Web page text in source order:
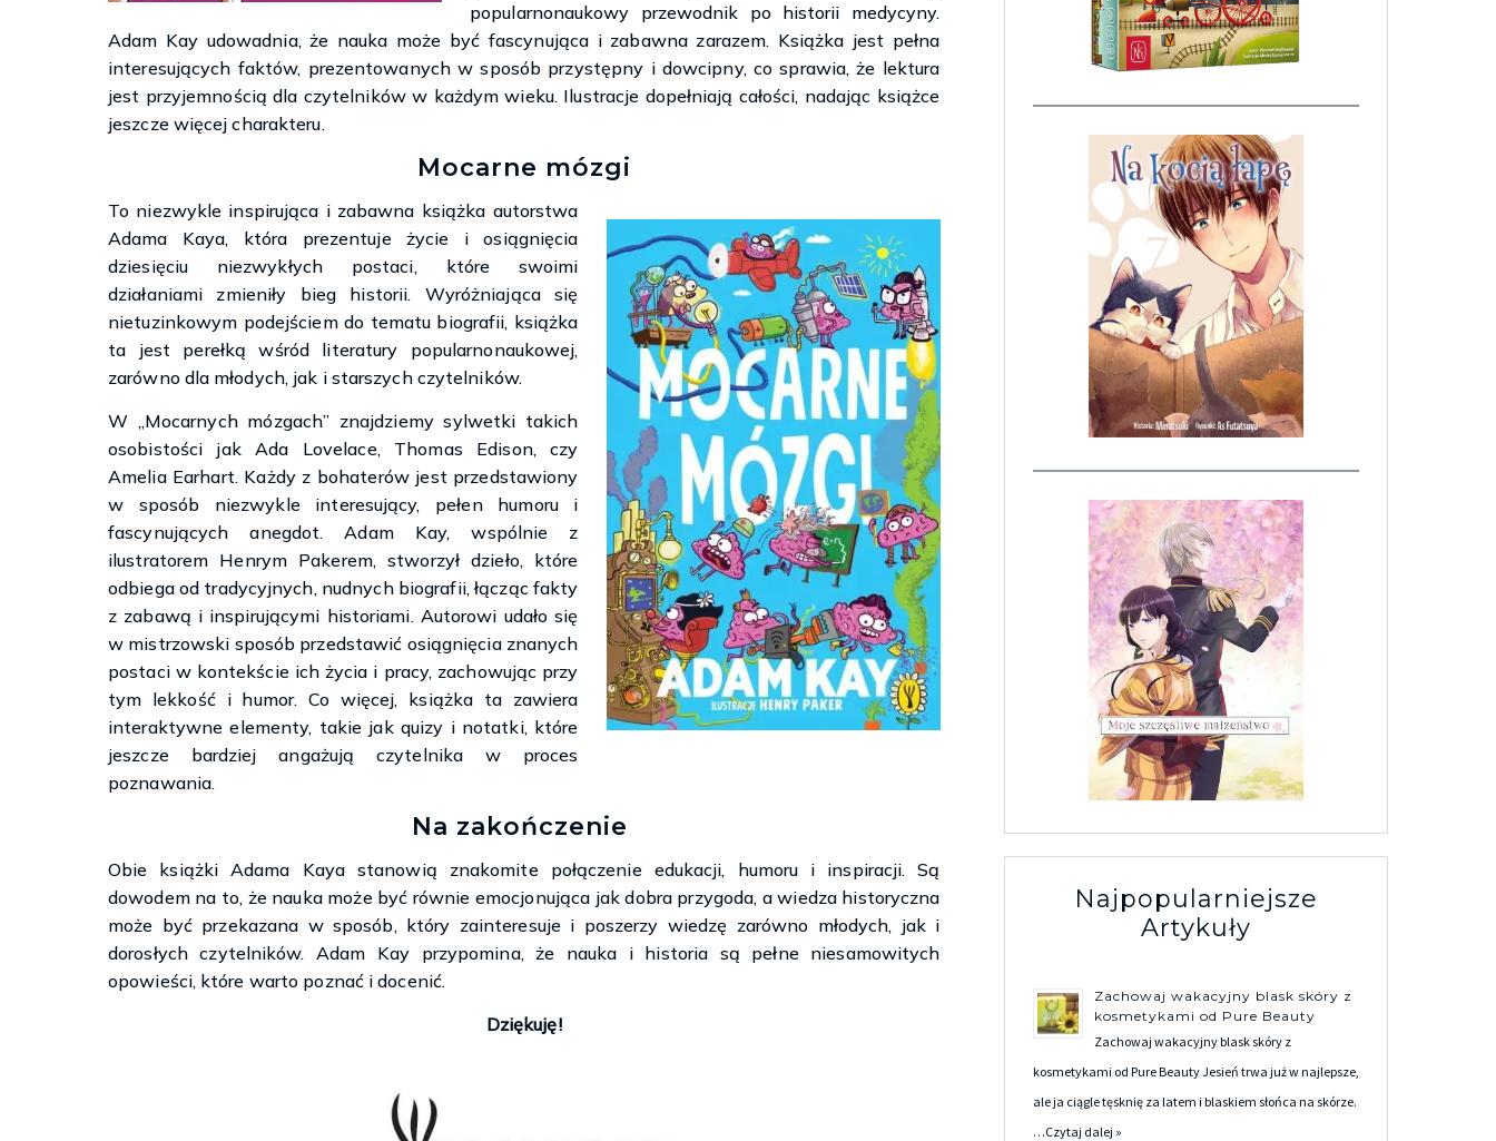
popularnonaukowy przewodnik po historii medycyny.
Adam Kay udowadnia, że nauka może być fascynująca i zabawna zarazem. Książka jest pełna
interesujących faktów, prezentowanych w sposób przystępny i dowcipny, co sprawia, że lektura
jest przyjemnością dla czytelników w każdym wieku. Ilustracje dopełniają całości, nadając książce
jeszcze więcej charakteru.
Mocarne mózgi
To niezwykle inspirująca i zabawna książka autorstwa
Adama Kaya, która prezentuje życie i osiągnięcia
dziesięciu niezwykłych postaci, które swoimi
działaniami zmieniły bieg historii. Wyróżniająca się
nietuzinkowym podejściem do tematu biografii, książka
ta jest perełką wśród literatury popularnonaukowej,
zarówno dla młodych, jak i starszych czytelników.
W „Mocarnych mózgach” znajdziemy sylwetki takich
osobistości jak Ada Lovelace, Thomas Edison, czy
Amelia Earhart. Każdy z bohaterów jest przedstawiony
w sposób niezwykle interesujący, pełen humoru i
fascynujących anegdot. Adam Kay, wspólnie z
ilustratorem Henrym Pakerem, stworzył dzieło, które
odbiega od tradycyjnych, nudnych biografii, łącząc fakty
z zabawą i inspirującymi historiami. Autorowi udało się
w mistrzowski sposób przedstawić osiągnięcia znanych
postaci w kontekście ich życia i pracy, zachowując przy
tym lekkość i humor. Co więcej, książka ta zawiera
interaktywne elementy, takie jak quizy i notatki, które
jeszcze bardziej angażują czytelnika w proces
poznawania.
Na zakończenie
Obie książki Adama Kaya stanowią znakomite połączenie edukacji, humoru i inspiracji. Są
dowodem na to, że nauka może być równie emocjonująca jak dobra przygoda, a wiedza historyczna
może być przekazana w sposób, który zainteresuje i poszerzy wiedzę zarówno młodych, jak i
dorosłych czytelników. Adam Kay przypomina, że nauka i historia są pełne niesamowitych
opowieści, które warto poznać i docenić.
Dziękuję!
Najpopularniejsze
Artykuły
Zachowaj wakacyjny blask skóry z
kosmetykami od Pure Beauty
Zachowaj wakacyjny blask skóry z
kosmetykami od Pure Beauty Jesień trwa już w najlepsze,
ale ja ciągle tęsknię za latem i blaskiem słońca na skórze.
…Czytaj dalej »